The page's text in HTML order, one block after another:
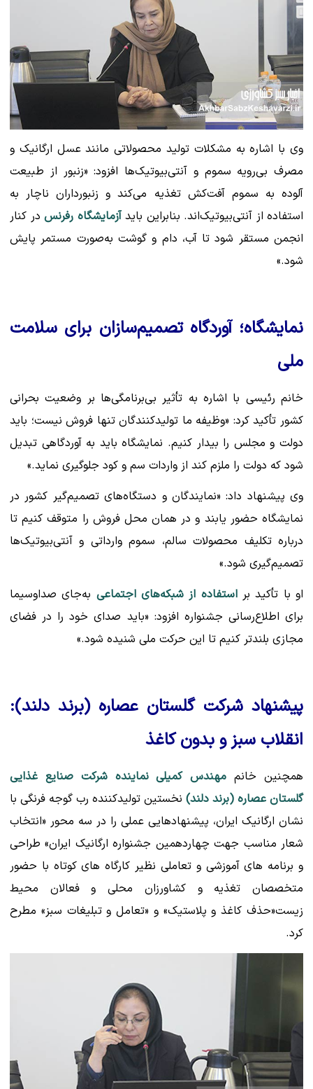
وی با اشاره به مشکلات تولید محصولاتی مانند عسل ارگانیک و
مصرف بی‌رویه سموم و آنتی‌بیوتیک‌ها افزود: «زنبور از طبیعت
آلوده به سموم آفت‌کش تغذیه می‌کند و زنبورداران ناچار به
استفاده از آنتی‌بیوتیک‌اند. بنابراین بایدآزمایشگاه رفرنس در کنار
انجمن مستقر شود تا آب، دام و گوشت به‌صورت مستمر پایش
شود.»
نمایشگاه؛ آوردگاه تصمیم‌سازان برای سلامت
ملی
خانم رئیسی با اشاره به تأثیر بی‌برنامگی‌ها بر وضعیت بحرانی
کشور تأکید کرد: «وظیفه ما تولیدکنندگان تنها فروش نیست؛ باید
دولت و مجلس را بیدار کنیم. نمایشگاه باید به آوردگاهی تبدیل
شود که دولت را ملزم کند از واردات سم و کود جلوگیری نماید.»
وی پیشنهاد داد: «نمایندگان و دستگاه‌های تصمیم‌گیر کشور در
نمایشگاه حضور یابند و در همان محل فروش را متوقف کنیم تا
درباره تکلیف محصولات سالم، سموم وارداتی و آنتی‌بیوتیک‌ها
تصمیم‌گیری شود.»
او با تأکید براستفاده از شبکه‌های اجتماعی به‌جای صداوسیما
برای اطلاع‌رسانی جشنواره افزود: «باید صدای خود را در فضای
مجازی بلندتر کنیم تا این حرکت ملی شنیده شود.»
پیشنهاد شرکت گلستان عصاره (برند دلند):
انقلاب سبز و بدون کاغذ
همچنین خانم مهندس کمیلی نماینده شرکت صنایع غذایی
گلستان عصاره (برند دلند) نخستین تولیدکننده رب گوجه فرنگی با
نشان ارگانیک ایران، پیشنهادهایی عملی را در سه محور «انتخاب
شعار مناسب جهت چهاردهمین جشنواره ارگانیک ایران» طراحی
و برنامه های آموزشی و تعاملی نظیر کارگاه های کوتاه با حضور
متخصصان تغذیه و کشاورزان محلی و فعالان محیط
زیست«حذف کاغذ و پلاستیک» و «تعامل و تبلیغات سبز» مطرح
کرد.